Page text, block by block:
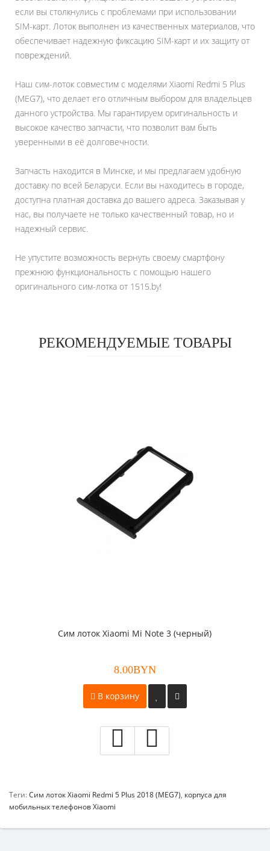
если вы столкнулись с проблемами при использовании
SIM-карт. Лоток выполнен из качественных материалов, что
обеспечивает надежную фиксацию SIM-карт и их защиту от
повреждений.
Наш сим-лоток совместим с моделями Xiaomi Redmi 5 Plus
(MEG7), что делает его отличным выбором для владельцев
данного устройства. Мы гарантируем оригинальность и
высокое качество запчасти, что позволит вам быть
уверенными в её долговечности.
Запчасть находится в Минске, и мы предлагаем удобную
доставку по всей Беларуси. Если вы находитесь в городе,
доступна платная доставка до вашего адреса. Заказывая у
нас, вы получаете не только качественный товар, но и
надежный сервис.
Не упустите возможность вернуть своему смартфону
прежнюю функциональность с помощью нашего
оригинального сим-лотка от 1515.by!
РЕКОМЕНДУЕМЫЕ ТОВАРЫ
Сим лоток Xiaomi Mi Note 3 (черный)
8.00BYN
В корзину
Теги:Сим лоток Xiaomi Redmi 5 Plus 2018 (MEG7), корпуса для
мобильных телефонов Xiaomi